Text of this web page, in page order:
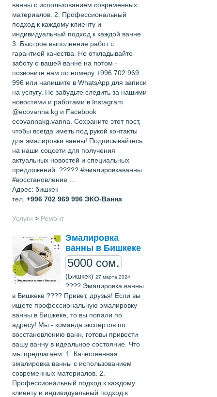
ванны с использованием современных
материалов. 2. Профессиональный
подход к каждому клиенту и
индивидуальный подход к каждой ванне.
3. Быстрое выполнение работ с
гарантией качества. Не откладывайте
заботу о вашей ванне на потом -
позвоните нам по номеру +996 702 969
996 или напишите в WhatsApp для записи
на услугу. Не забудьте следить за нашими
новостями и работами в Instagram
@ecovanna.kg и Facebook
ecovannakg.vanna. Сохраните этот пост,
чтобы всегда иметь под рукой контакты
для эмалировки ванны! Подписывайтесь
на наши соцсети для получения
актуальных новостей и специальных
предложений. ????? #эмалировкаванны
#восстановление ...
Адрес: бишкек
тел. +996 702 969 996 ЭКО-Ванна
Услуги > Ремонт
Эмалировка
ванны в Бишкеке
5000 сом.
(Бишкек) 27 марта 2024
???? Эмалировка ванны
в Бишкеке ???? Привет, друзья! Если вы
ищете профессиональную эмалировку
ванны в Бишкеке, то вы попали по
адресу! Мы - команда экспертов по
восстановлению ванн, готовы привести
вашу ванну в идеальное состояние. Что
мы предлагаем: 1. Качественная
эмалировка ванны с использованием
современных материалов. 2.
Профессиональный подход к каждому
клиенту и индивидуальный подход к